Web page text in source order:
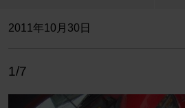
2011年10月30日
1/7